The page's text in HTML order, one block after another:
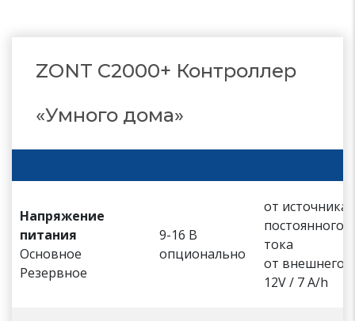
ZONT C2000+ Контроллер
«Умного дома»
Напряжение
питания
Основное
Резервное
9-16 В
опционально
от источника
постоянного
тока
от внешнего
12V / 7 А/h